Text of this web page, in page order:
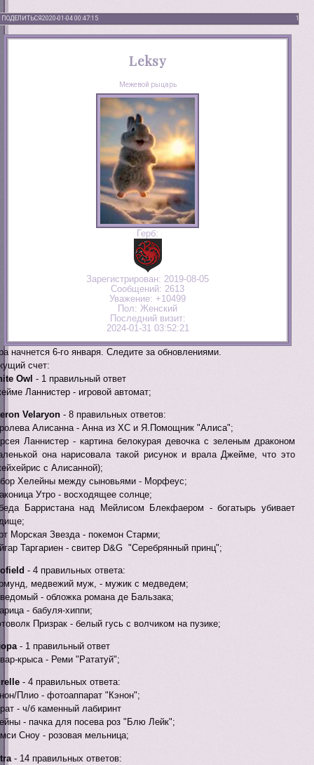
ПОДЕЛИТЬСЯ 1
2020-01-04 00:47:15
Leksy
Межевой рыцарь
Герб:
Зарегистрирован: 2019-08-05
Сообщений: 2613
Уважение: +10499
Пол: Женский
Последний визит:
2024-01-31 03:52:21
начнется 6-го января. Следите за обновлениями.
счет:
Owl - 1 правильный ответ
Ланнистер - игровой автомат;
Velaryon - 8 правильных ответов:
Алисанна - Анна из ХС и Я.Помощник "Алиса";
Ланнистер - картина белокурая девочка с зеленым драконом
она нарисовала такой рисунок и врала Джейме, что это
с Алисанной);
Хелейны между сыновьями - Морфеус;
Утро - восходящее солнце;
Барристана над Мейлисом Блекфаером - богатырь убивает
Морская Звезда - покемон Старми;
Таргариен - свитер D&G "Серебрянный принц";
- 4 правильных ответа:
медвежий муж, - мужик с медведем;
- обложка романа де Бальзака;
- бабуля-хиппи;
Призрак - белый гусь с волчиком на пузике;
- 1 правильный ответ
крыса - Реми "Рататуй";
- 4 правильных ответа:
Плио - фотоаппарат "Кэнон";
- ч/б каменный лабиринт
- пачка для посева роз "Блю Лейк";
Сноу - розовая мельница;
- 14 правильных ответов: